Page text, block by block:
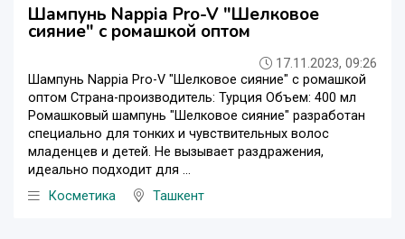
Шампунь Nappia Pro-V "Шелковое
сияние" с ромашкой оптом
17.11.2023, 09:26
Шампунь Nappia Pro-V "Шелковое сияние" с ромашкой
оптом Страна-производитель: Турция Объем: 400 мл
Ромашковый шампунь "Шелковое сияние" разработан
специально для тонких и чувствительных волос
младенцев и детей. Не вызывает раздражения,
идеально подходит для ...
Косметика
Ташкент